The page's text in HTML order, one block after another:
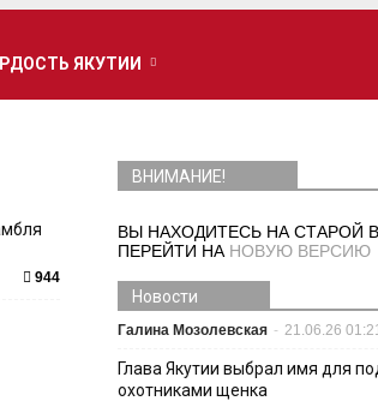
ЯКУТИИ
944
ВНИМАНИЕ!
ВЫ НАХОДИТЕСЬ НА СТАРОЙ
ПЕРЕЙТИ НА НОВУЮ ВЕРСИЮ
Новости
Галина Мозолевская - 21.06.26
Глава Якутии выбрал имя для
охотниками щенка